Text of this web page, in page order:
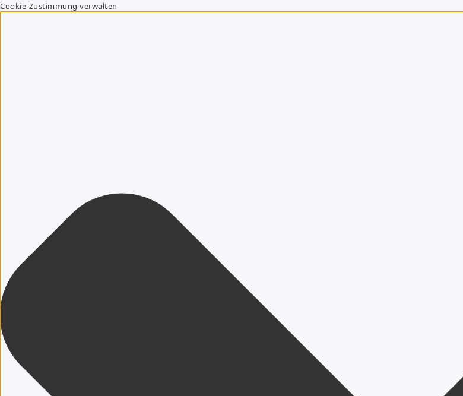
Cookie-Zustimmung verwalten